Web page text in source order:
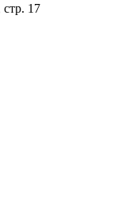
17